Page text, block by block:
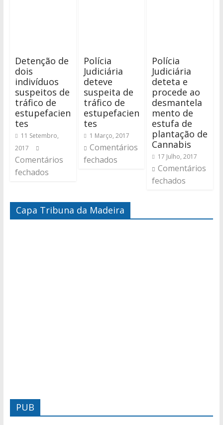
Detenção de
dois
indivíduos
suspeitos de
tráfico de
estupefacien
tes
11 Setembro,
2017
Comentários
fechados
Polícia
Judiciária
deteve
suspeita de
tráfico de
estupefacien
tes
1 Março, 2017
Comentários
fechados
Polícia
Judiciária
deteta e
procede ao
desmantela
mento de
estufa de
plantação de
Cannabis
17 Julho, 2017
Comentários
fechados
Capa Tribuna da Madeira
PUB